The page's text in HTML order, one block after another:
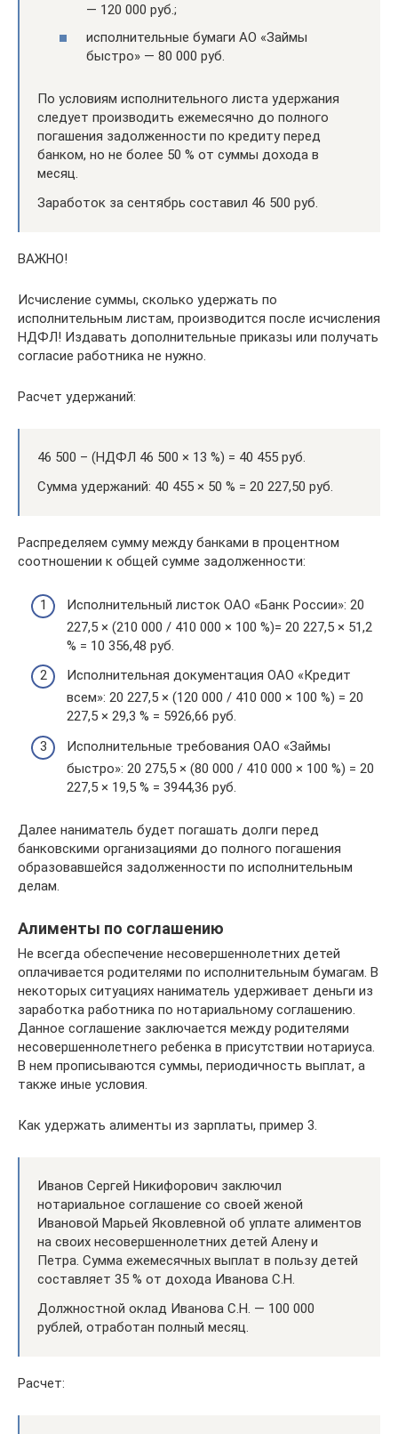
— 120 000 руб.;
исполнительные бумаги АО «Займы
быстро» — 80 000 руб.
По условиям исполнительного листа удержания
следует производить ежемесячно до полного
погашения задолженности по кредиту перед
банком, но не более 50 % от суммы дохода в
месяц.
Заработок за сентябрь составил 46 500 руб.
ВАЖНО!
Исчисление суммы, сколько удержать по
исполнительным листам, производится после исчисления
НДФЛ! Издавать дополнительные приказы или получать
согласие работника не нужно.
Расчет удержаний:
46 500 – (НДФЛ 46 500 × 13 %) = 40 455 руб.
Сумма удержаний: 40 455 × 50 % = 20 227,50 руб.
Распределяем сумму между банками в процентном
соотношении к общей сумме задолженности:
Исполнительный листок ОАО «Банк России»: 20
227,5 × (210 000 / 410 000 × 100 %)= 20 227,5 × 51,2
% = 10 356,48 руб.
Исполнительная документация ОАО «Кредит
всем»: 20 227,5 × (120 000 / 410 000 × 100 %) = 20
227,5 × 29,3 % = 5926,66 руб.
Исполнительные требования ОАО «Займы
быстро»: 20 275,5 × (80 000 / 410 000 × 100 %) = 20
227,5 × 19,5 % = 3944,36 руб.
Далее наниматель будет погашать долги перед
банковскими организациями до полного погашения
образовавшейся задолженности по исполнительным
делам.
Алименты по соглашению
Не всегда обеспечение несовершеннолетних детей
оплачивается родителями по исполнительным бумагам. В
некоторых ситуациях наниматель удерживает деньги из
заработка работника по нотариальному соглашению.
Данное соглашение заключается между родителями
несовершеннолетнего ребенка в присутствии нотариуса.
В нем прописываются суммы, периодичность выплат, а
также иные условия.
Как удержать алименты из зарплаты, пример 3.
Иванов Сергей Никифорович заключил
нотариальное соглашение со своей женой
Ивановой Марьей Яковлевной об уплате алиментов
на своих несовершеннолетних детей Алену и
Петра. Сумма ежемесячных выплат в пользу детей
составляет 35 % от дохода Иванова С.Н.
Должностной оклад Иванова С.Н. — 100 000
рублей, отработан полный месяц.
Расчет: